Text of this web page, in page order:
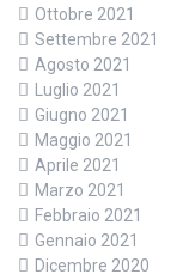
Ottobre 2021
Settembre 2021
Agosto 2021
Luglio 2021
Giugno 2021
Maggio 2021
Aprile 2021
Marzo 2021
Febbraio 2021
Gennaio 2021
Dicembre 2020